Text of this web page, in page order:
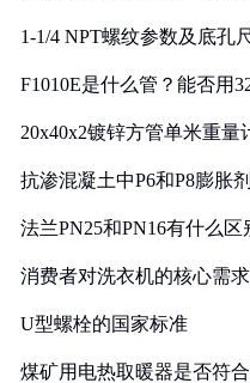
1-1/4 NPT螺纹参数及底孔
F1010E是什么管？能否用
20x40x2镀锌方管单米重量
抗渗混凝土中P6和P8膨胀
法兰PN25和PN16有什么区
消费者对洗衣机的核心需
U型螺栓的国家标准
煤矿用电热取暖器是否符